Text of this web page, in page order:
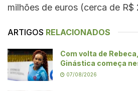
milhões de euros (cerca de R$
ARTIGOS RELACIONADOS
Com volta de
Ginástica começa
07/08/2026